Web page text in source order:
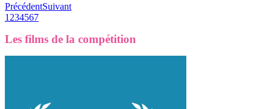
PrécédentSuivant
1 234567
Les films de la compétition